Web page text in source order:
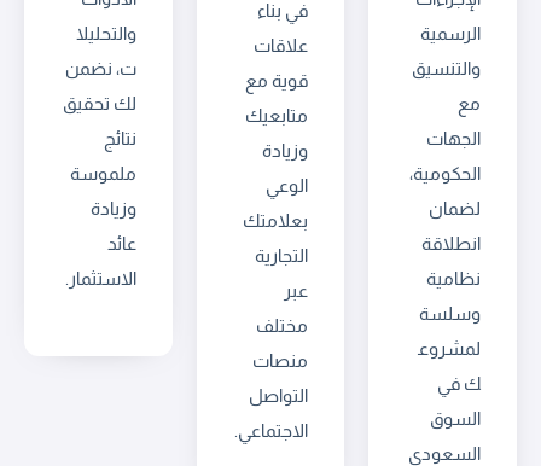
الرسمية
والتنسيق
مع
الجهات
الحكومية،
لضمان
انطلاقة
نظامية
وسلسة
لمشروع
ك في
السوق
السعودي
في بناء
علاقات
قوية مع
متابعيك
وزيادة
الوعي
بعلامتك
التجارية
عبر
مختلف
منصات
التواصل
الاجتماعي.
والتحليلا
ت، نضمن
لك تحقيق
نتائج
ملموسة
وزيادة
عائد
الاستثمار.